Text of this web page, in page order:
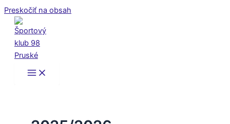
Preskočiť na obsah